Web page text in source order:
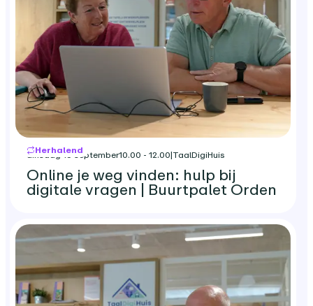
Herhalend
dinsdag 15 september10.00 - 12.00|TaalDigiHuis
Online je weg vinden: hulp bij
digitale vragen | Buurtpalet Orden